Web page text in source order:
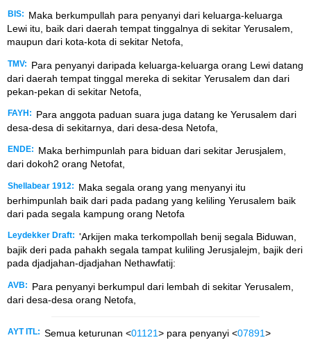
BIS:
Maka berkumpullah para penyanyi dari keluarga-keluarga
Lewi itu, baik dari daerah tempat tinggalnya di sekitar Yerusalem,
maupun dari kota-kota di sekitar Netofa,
TMV:
Para penyanyi daripada keluarga-keluarga orang Lewi datang
dari daerah tempat tinggal mereka di sekitar Yerusalem dan dari
pekan-pekan di sekitar Netofa,
FAYH:
Para anggota paduan suara juga datang ke Yerusalem dari
desa-desa di sekitarnya, dari desa-desa Netofa,
ENDE:
Maka berhimpunlah para biduan dari sekitar Jerusjalem,
dari dokoh2 orang Netofat,
Shellabear 1912:
Maka segala orang yang menyanyi itu
berhimpunlah baik dari pada padang yang keliling Yerusalem baik
dari pada segala kampung orang Netofa
Leydekker Draft: 'Arkijen maka terkompollah benij segala Biduwan,
bajik deri pada pahakh segala tampat kuliling Jerusjalejm, bajik deri
pada djadjahan-djadjahan Nethawfatij:
AVB:
Para penyanyi berkumpul dari lembah di sekitar Yerusalem,
dari desa-desa orang Netofa,
AYT ITL: Semua keturunan <01121> para penyanyi <07891>